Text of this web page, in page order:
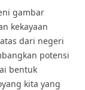
gambar
kekayaan
dari negeri
potensi
bentuk
kita yang